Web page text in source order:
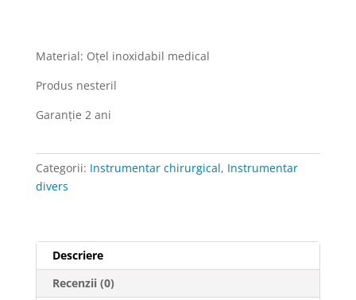
cm
Material: Oţel inoxidabil medical
Produs nesteril
Garanţie 2 ani
Categorii: Instrumentar chirurgical, Instrumentar
divers
Descriere
Recenzii (0)